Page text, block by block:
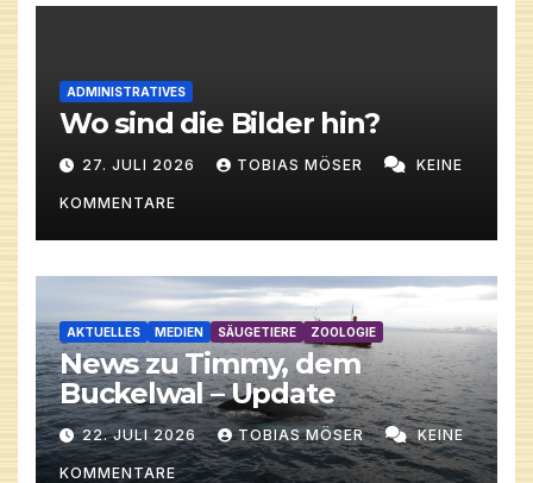
ADMINISTRATIVES
Wo sind die Bilder hin?
27. JULI 2026 TOBIAS MÖSER KEINE
KOMMENTARE
AKTUELLES MEDIEN SÄUGETIERE ZOOLOGIE
News zu Timmy, dem
Buckelwal – Update
22. JULI 2026 TOBIAS MÖSER KEINE
KOMMENTARE